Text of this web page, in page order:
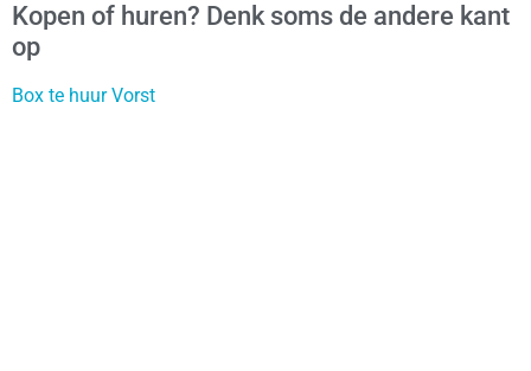
Kopen of huren? Denk soms de andere kant
op
Box te huur Vorst